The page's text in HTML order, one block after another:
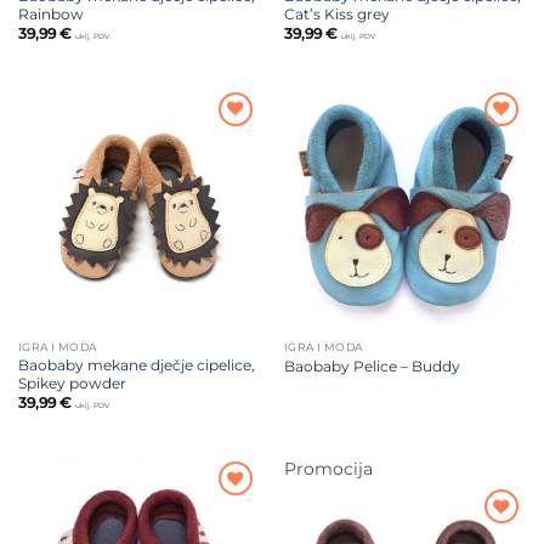
Rainbow
39,99€ uklj. PDV
Cat’s Kiss grey
39,99€ uklj. PDV
IGRA I MODA
Baobaby mekane dječje cipelice,
Spikey powder
39,99€ uklj. PDV
Dodajte
na listu
želja
IGRA I MODA
Baobaby Pelice – Buddy
na listu
Promocija
Dodajte